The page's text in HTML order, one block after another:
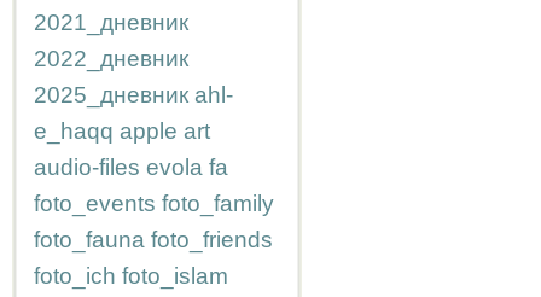
2021_дневник
2022_дневник
2025_дневник ahl-
e_haqq apple art
audio-files evola fa
foto_events foto_family
foto_fauna foto_friends
foto_ich foto_islam